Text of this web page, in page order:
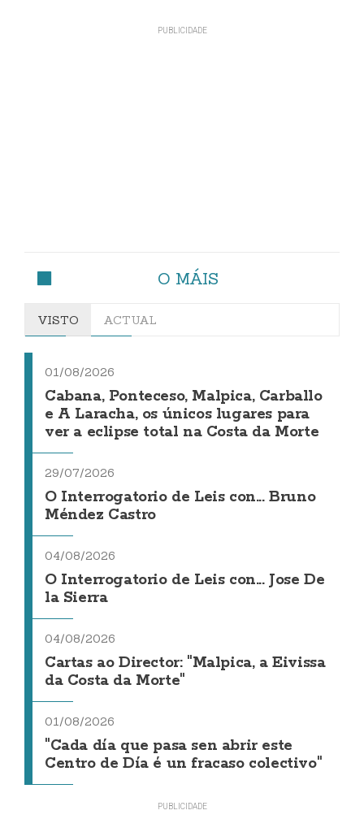
O MÁIS
VISTO ACTUAL
01/08/2026
Cabana, Ponteceso, Malpica, Carballo
e A Laracha, os únicos lugares para
ver a eclipse total na Costa da Morte
29/07/2026
O Interrogatorio de Leis con... Bruno
Méndez Castro
04/08/2026
O Interrogatorio de Leis con... Jose De
la Sierra
04/08/2026
Cartas ao Director: "Malpica, a Eivissa
da Costa da Morte"
01/08/2026
"Cada día que pasa sen abrir este
Centro de Día é un fracaso colectivo"